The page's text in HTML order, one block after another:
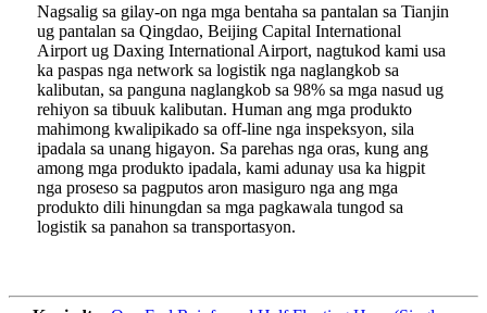
Nagsalig sa gilay-on nga mga bentaha sa pantalan sa Tianjin
ug pantalan sa Qingdao, Beijing Capital International
Airport ug Daxing International Airport, nagtukod kami usa
ka paspas nga network sa logistik nga naglangkob sa
kalibutan, sa panguna naglangkob sa 98% sa mga nasud ug
rehiyon sa tibuuk kalibutan. Human ang mga produkto
mahimong kwalipikado sa off-line nga inspeksyon, sila
ipadala sa unang higayon. Sa parehas nga oras, kung ang
among mga produkto ipadala, kami adunay usa ka higpit
nga proseso sa pagputos aron masiguro nga ang mga
produkto dili hinungdan sa mga pagkawala tungod sa
logistik sa panahon sa transportasyon.